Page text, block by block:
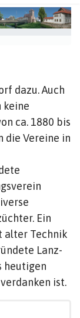
dazu. Auch
keine
ca. 1880 bis
die Vereine in
Ein
alter Technik
Lanz-
heutigen
ist.